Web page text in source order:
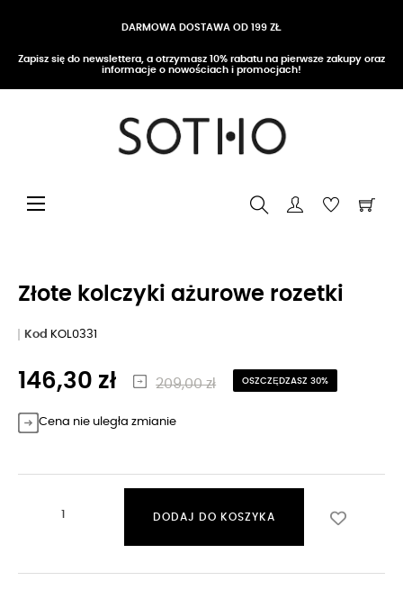
DARMOWA DOSTAWA OD 199 ZŁ
Zapisz się do newslettera, a otrzymasz 10% rabatu na pierwsze zakupy oraz
informacje o nowościach i promocjach!
Przełącz nawigację
☰
Złote kolczyki ażurowe rozetki
Kod KOL0331
146,30 zł 209,00 zł OSZCZĘDZASZ 30%
Cena nie uległa zmianie
DODAJ DO KOSZYKA